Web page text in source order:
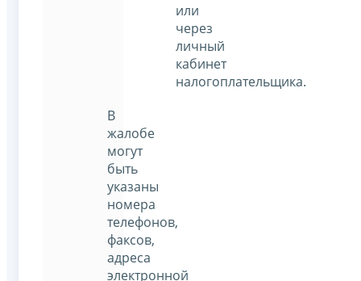
или
через
личный
кабинет
налогоплательщика.
В
жалобе
могут
быть
указаны
номера
телефонов,
факсов,
адреса
электронной